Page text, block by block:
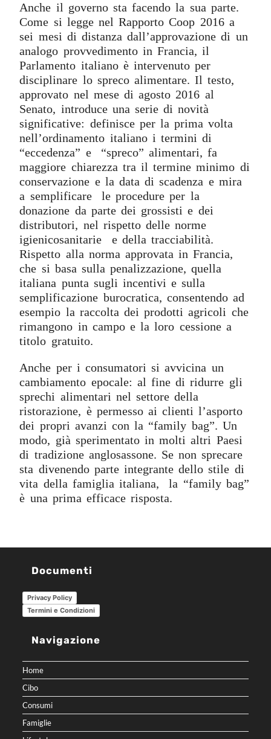
Anche il governo sta facendo la sua parte.
Come si legge nel Rapporto Coop 2016 a
sei mesi di distanza dall’approvazione di un
analogo provvedimento in Francia, il
Parlamento italiano è intervenuto per
disciplinare lo spreco alimentare. Il testo,
approvato nel mese di agosto 2016 al
Senato, introduce una serie di novità
significative: definisce per la prima volta
nell’ordinamento italiano i termini di
“eccedenza” e “spreco” alimentari, fa
maggiore chiarezza tra il termine minimo di
conservazione e la data di scadenza e mira
a semplificare le procedure per la
donazione da parte dei grossisti e dei
distributori, nel rispetto delle norme
igienicosanitarie e della tracciabilità.
Rispetto alla norma approvata in Francia,
che si basa sulla penalizzazione, quella
italiana punta sugli incentivi e sulla
semplificazione burocratica, consentendo ad
esempio la raccolta dei prodotti agricoli che
rimangono in campo e la loro cessione a
titolo gratuito.
Anche per i consumatori si avvicina un
cambiamento epocale: al fine di ridurre gli
sprechi alimentari nel settore della
ristorazione, è permesso ai clienti l’asporto
dei propri avanzi con la “family bag”. Un
modo, già sperimentato in molti altri Paesi
di tradizione anglosassone. Se non sprecare
sta divenendo parte integrante dello stile di
vita della famiglia italiana, la “family bag”
è una prima efficace risposta.
Documenti
Privacy Policy
Termini e Condizioni
Navigazione
Home
Cibo
Consumi
Famiglie